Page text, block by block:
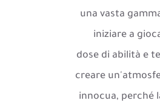
una vasta
iniziare a
dose di abilità e
creare
innocua, perché